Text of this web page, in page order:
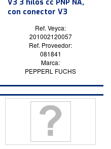
V3 3 hilos cc PNP NA,
con conector V3
Ref. Veyca:
201002120057
Ref. Proveedor:
081841
Marca:
PEPPERL FUCHS